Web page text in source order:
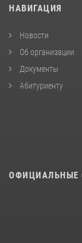
НАВИГАЦИЯ
Новости
Об организации
Документы
Абитуриенту
ОФИЦИАЛЬНЫЕ